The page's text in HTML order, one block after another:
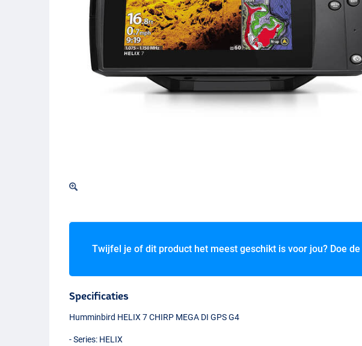
Twijfel je of dit product het meest geschikt is voor jou? Doe de
Specificaties
Humminbird HELIX 7CHIRP MEGA DIGPSG4
- Series: HELIX